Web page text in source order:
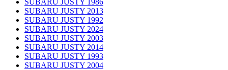
SUBARU JUSTY 2013
SUBARU JUSTY 1992
SUBARU JUSTY 2024
SUBARU JUSTY 2003
SUBARU JUSTY 2014
SUBARU JUSTY 1993
SUBARU JUSTY 2004